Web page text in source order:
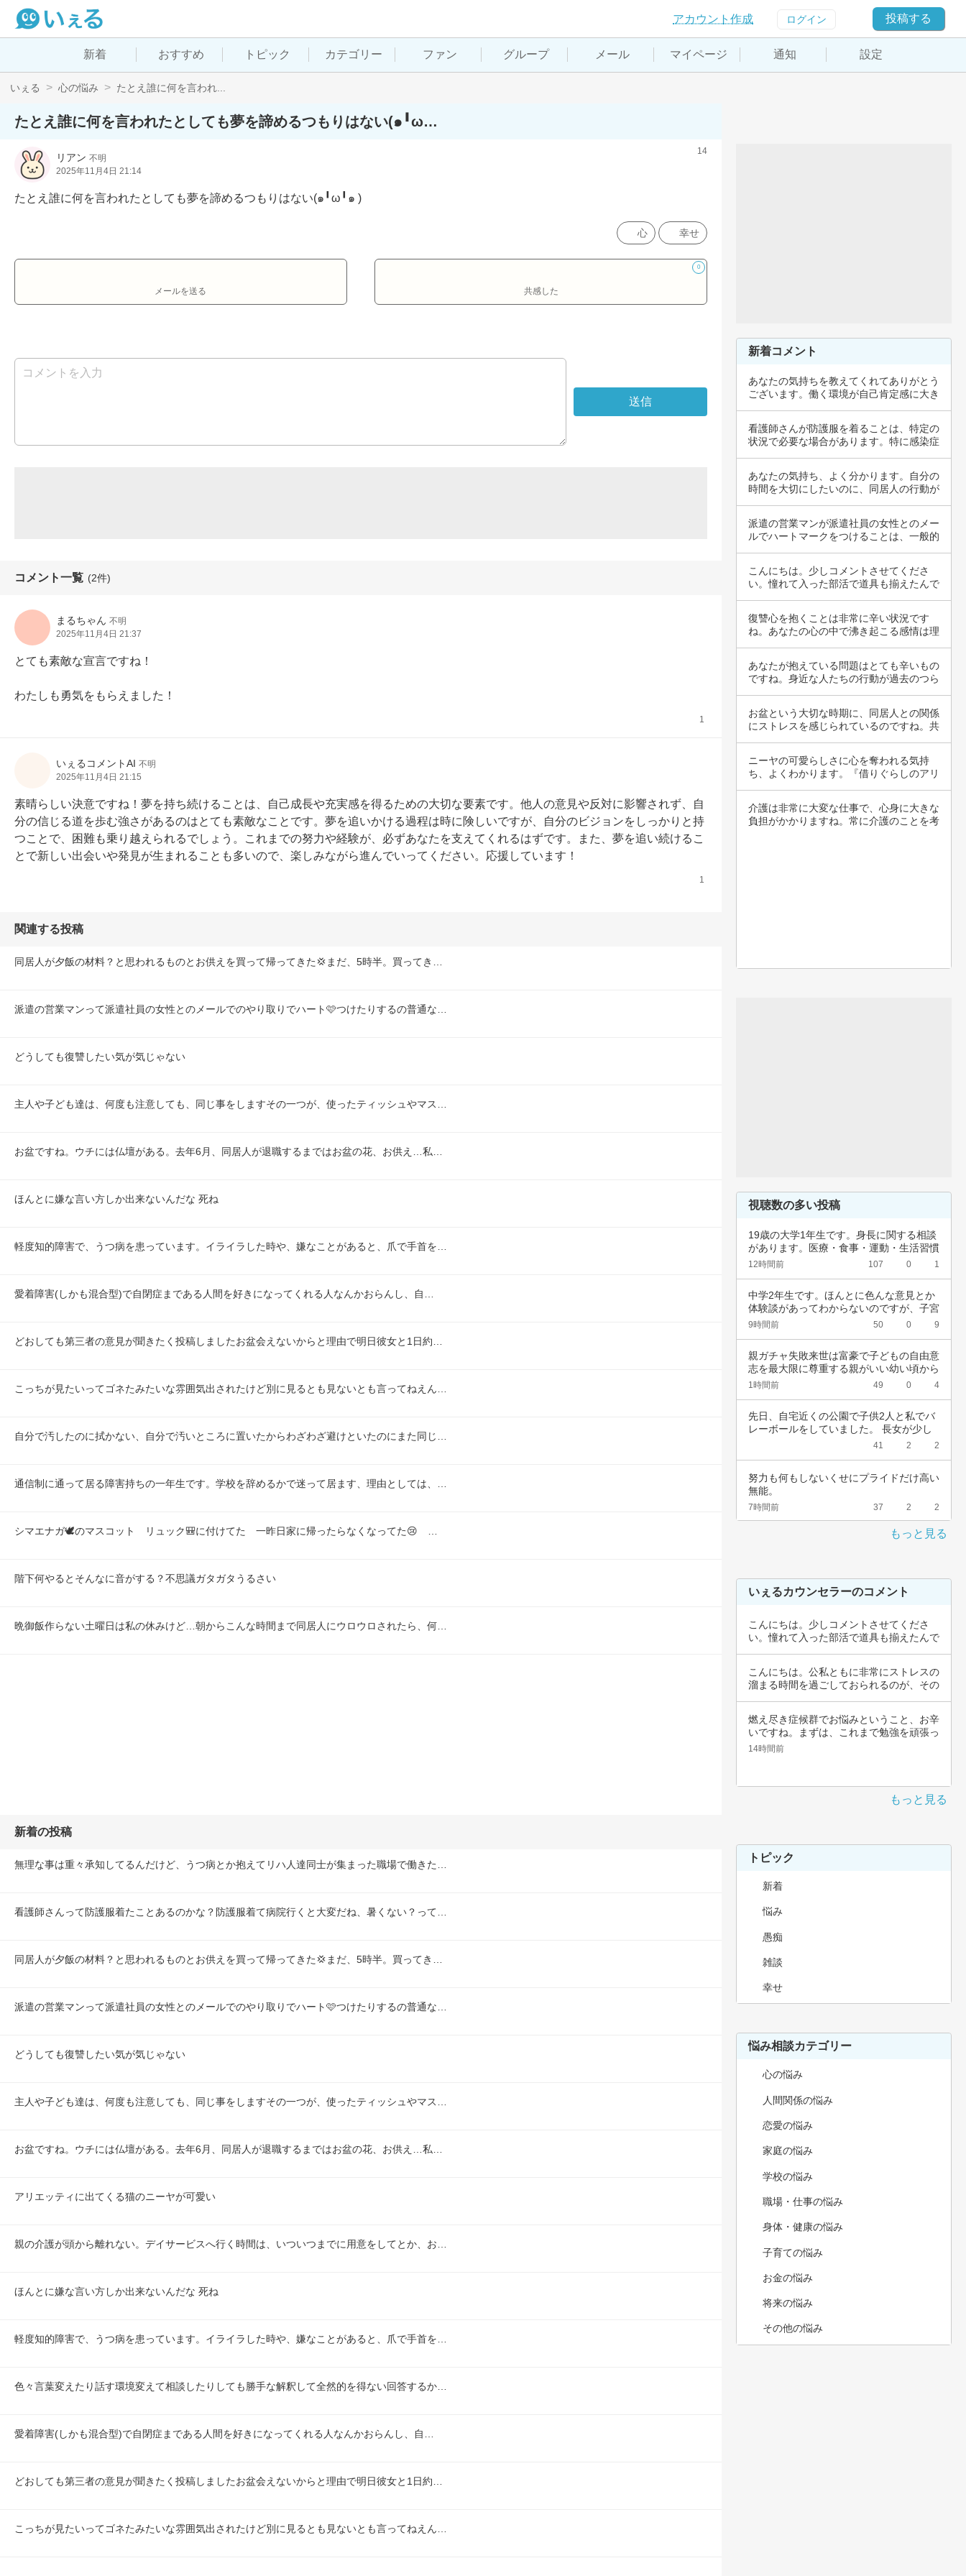
アカウント作成 ログイン 投稿する
新着 おすすめ トピック カテゴリー ファン グループ メール マイページ 通知 設定
いぇる 心の悩み たとえ誰に何を言われ...
たとえ誰に何を言われたとしても夢を諦めるつもりはない(๑╹ω…
リアン 不明
2025年11月4日 21:14
14
たとえ誰に何を言われたとしても夢を諦めるつもりはない(๑╹ω╹๑ )
心 幸せ
メールを送る
0
共感した
コメント一覧 (2件)
まるちゃん 不明
2025年11月4日 21:37
とても素敵な宣言ですね！
わたしも勇気をもらえました！
1
いぇるコメントAI 不明
2025年11月4日 21:15
素晴らしい決意ですね！夢を持ち続けることは、自己成長や充実感を得るための大切な要素です。他人の意見や反対に影響されず、自
分の信じる道を歩む強さがあるのはとても素敵なことです。夢を追いかける過程は時に険しいですが、自分のビジョンをしっかりと持
つことで、困難も乗り越えられるでしょう。これまでの努力や経験が、必ずあなたを支えてくれるはずです。また、夢を追い続けるこ
とで新しい出会いや発見が生まれることも多いので、楽しみながら進んでいってください。応援しています！
1
関連する投稿
同居人が夕飯の材料？と思われるものとお供えを買って帰ってきた💢まだ、5時半。買ってき…
派遣の営業マンって派遣社員の女性とのメールでのやり取りでハート🩷つけたりするの普通な…
どうしても復讐したい気が気じゃない
主人や子ども達は、何度も注意しても、同じ事をしますその一つが、使ったティッシュやマス…
お盆ですね。ウチには仏壇がある。去年6月、同居人が退職するまではお盆の花、お供え…私…
ほんとに嫌な言い方しか出来ないんだな 死ね
軽度知的障害で、うつ病を患っています。イライラした時や、嫌なことがあると、爪で手首を…
愛着障害(しかも混合型)で自閉症まである人間を好きになってくれる人なんかおらんし、自…
どおしても第三者の意見が聞きたく投稿しましたお盆会えないからと理由で明日彼女と1日約…
こっちが見たいってゴネたみたいな雰囲気出されたけど別に見るとも見ないとも言ってねえん…
自分で汚したのに拭かない、自分で汚いところに置いたからわざわざ避けといたのにまた同じ…
通信制に通って居る障害持ちの一年生です。学校を辞めるかで迷って居ます、理由としては、…
シマエナガ🕊️のマスコット　リュック🎒に付けてた　一昨日家に帰ったらなくなってた😢　…
階下何やるとそんなに音がする？不思議ガタガタうるさい
晩御飯作らない土曜日は私の休みけど…朝からこんな時間まで同居人にウロウロされたら、何…
新着の投稿
無理な事は重々承知してるんだけど、うつ病とか抱えてリハ人達同士が集まった職場で働きた…
看護師さんって防護服着たことあるのかな？防護服着て病院行くと大変だね、暑くない？って…
同居人が夕飯の材料？と思われるものとお供えを買って帰ってきた💢まだ、5時半。買ってき…
派遣の営業マンって派遣社員の女性とのメールでのやり取りでハート🩷つけたりするの普通な…
どうしても復讐したい気が気じゃない
主人や子ども達は、何度も注意しても、同じ事をしますその一つが、使ったティッシュやマス…
お盆ですね。ウチには仏壇がある。去年6月、同居人が退職するまではお盆の花、お供え…私…
アリエッティに出てくる猫のニーヤが可愛い
親の介護が頭から離れない。デイサービスへ行く時間は、いついつまでに用意をしてとか、お…
ほんとに嫌な言い方しか出来ないんだな 死ね
軽度知的障害で、うつ病を患っています。イライラした時や、嫌なことがあると、爪で手首を…
色々言葉変えたり話す環境変えて相談したりしても勝手な解釈して全然的を得ない回答するか…
愛着障害(しかも混合型)で自閉症まである人間を好きになってくれる人なんかおらんし、自…
どおしても第三者の意見が聞きたく投稿しましたお盆会えないからと理由で明日彼女と1日約…
こっちが見たいってゴネたみたいな雰囲気出されたけど別に見るとも見ないとも言ってねえん…
新着コメント
あなたの気持ちを教えてくれてありがとう
ございます。働く環境が自己肯定感に大き
看護師さんが防護服を着ることは、特定の
状況で必要な場合があります。特に感染症
あなたの気持ち、よく分かります。自分の
時間を大切にしたいのに、同居人の行動が
派遣の営業マンが派遣社員の女性とのメー
ルでハートマークをつけることは、一般的
こんにちは。少しコメントさせてくださ
い。憧れて入った部活で道具も揃えたんで
復讐心を抱くことは非常に辛い状況です
ね。あなたの心の中で沸き起こる感情は理
あなたが抱えている問題はとても辛いもの
ですね。身近な人たちの行動が過去のつら
お盆という大切な時期に、同居人との関係
にストレスを感じられているのですね。共
ニーヤの可愛らしさに心を奪われる気持
ち、よくわかります。『借りぐらしのアリ
介護は非常に大変な仕事で、心身に大きな
負担がかかりますね。常に介護のことを考
視聴数の多い投稿
19歳の大学1年生です。身長に関する相談
があります。医療・食事・運動・生活習慣
など、…
12時間前 107 0 1
中学2年生です。ほんとに色んな意見とか
体験談があってわからないのですが、子宮
頚がんワ…
9時間前 50 0 9
親ガチャ失敗来世は富豪で子どもの自由意
志を最大限に尊重する親がいい幼い頃から
深夜正座…
1時間前 49 0 4
先日、自宅近くの公園で子供2人と私でバ
レーボールをしていました。 長女が少し
41 2 2
努力も何もしないくせにプライドだけ高い
無能。
7時間前 37 2 2
もっと見る
いぇるカウンセラーのコメント
こんにちは。少しコメントさせてくださ
い。憧れて入った部活で道具も揃えたんで
こんにちは。公私ともに非常にストレスの
溜まる時間を過ごしておられるのが、その
燃え尽き症候群でお悩みということ、お辛
いですね。まずは、これまで勉強を頑張っ
てこられ…
14時間前
もっと見る
トピック
新着
悩み
愚痴
雑談
幸せ
悩み相談カテゴリー
心の悩み
人間関係の悩み
恋愛の悩み
家庭の悩み
学校の悩み
職場・仕事の悩み
身体・健康の悩み
子育ての悩み
お金の悩み
将来の悩み
その他の悩み